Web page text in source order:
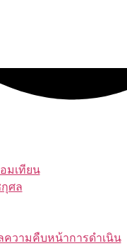
มเทียน
ศล
วามคืบหน้าการดำเนิน